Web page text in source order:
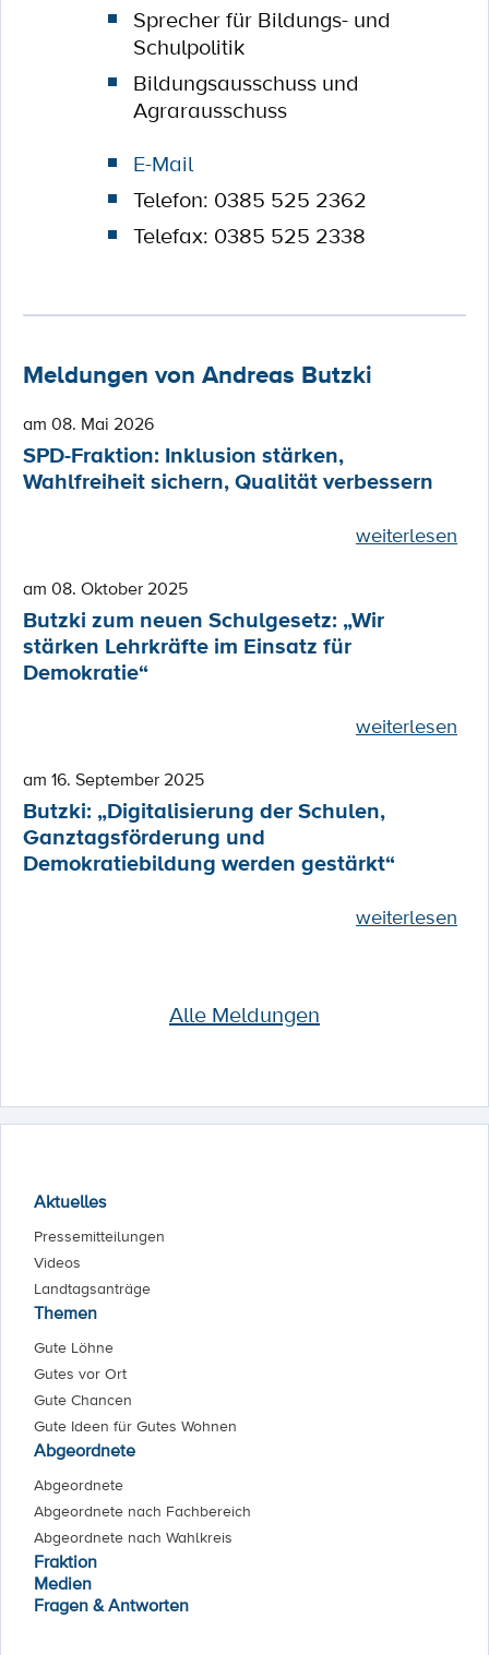
Sprecher für Bildungs- und
Schulpolitik
Bildungsausschuss und
Agrarausschuss
E-Mail
Telefon: 0385 525 2362
Telefax: 0385 525 2338
Meldungen von Andreas Butzki
am 08. Mai 2026
SPD-Fraktion: Inklusion stärken,
Wahlfreiheit sichern, Qualität verbessern
weiterlesen
am 08. Oktober 2025
Butzki zum neuen Schulgesetz: „Wir
stärken Lehrkräfte im Einsatz für
Demokratie“
weiterlesen
am 16. September 2025
Butzki: „Digitalisierung der Schulen,
Ganztagsförderung und
Demokratiebildung werden gestärkt“
weiterlesen
Alle Meldungen
Aktuelles
Pressemitteilungen
Videos
Landtagsanträge
Themen
Gute Löhne
Gutes vor Ort
Gute Chancen
Gute Ideen für Gutes Wohnen
Abgeordnete
Abgeordnete
Abgeordnete nach Fachbereich
Abgeordnete nach Wahlkreis
Fraktion
Medien
Fragen & Antworten